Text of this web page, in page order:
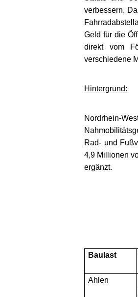
verbessern.
Geld für die
direkt vom
verschiedene
Hintergrund:
Nordrhein-
Rad- und
4,9 Millionen
ergänzt.
Baulast
Ahlen